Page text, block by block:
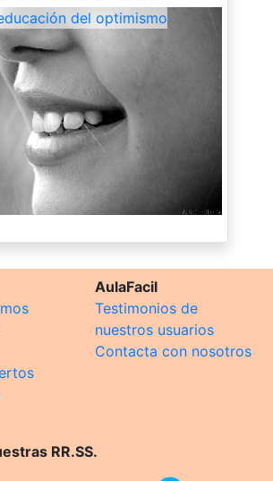
del optimismo
AulaFacil
Testimonios de
nuestros usuarios
Contacta con nosotros
RR.SS.